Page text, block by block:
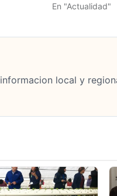
En "Actualidad"
local y